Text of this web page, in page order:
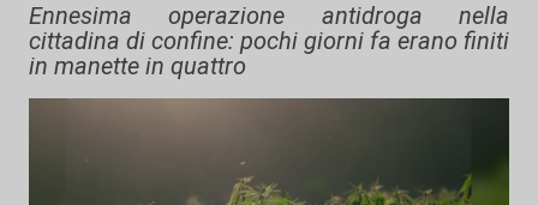
Ennesima operazione antidroga nella
cittadina di confine: pochi giorni fa erano finiti
in manette in quattro